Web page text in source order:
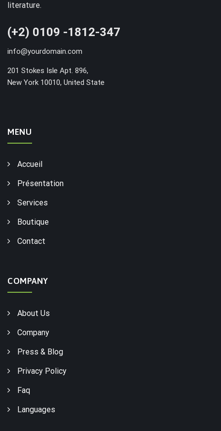
literature.
(+2) 0109 -1812-347
info@yourdomain.com
201 Stokes Isle Apt. 896,
New York 10010, United State
MENU
Accueil
Présentation
Services
Boutique
Contact
COMPANY
About Us
Company
Press & Blog
Privacy Policy
Faq
Languages